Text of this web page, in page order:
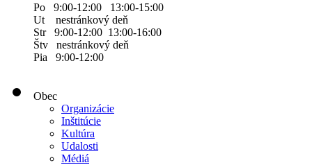
Po 9:00-12:00 13:00-15:00
Ut nestránkový deň
Str 9:00-12:00 13:00-16:00
Štv nestránkový deň
Pia 9:00-12:00
Obec
Organizácie
Inštitúcie
Kultúra
Udalosti
Médiá